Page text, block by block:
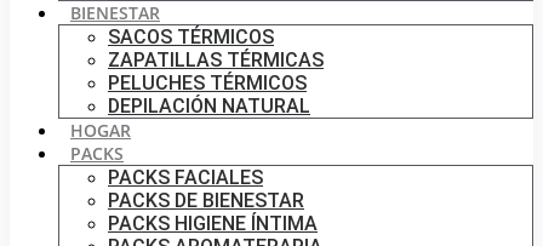
BIENESTAR
SACOS TÉRMICOS
ZAPATILLAS TÉRMICAS
PELUCHES TÉRMICOS
DEPILACIÓN NATURAL
HOGAR
PACKS
PACKS FACIALES
PACKS DE BIENESTAR
PACKS HIGIENE ÍNTIMA